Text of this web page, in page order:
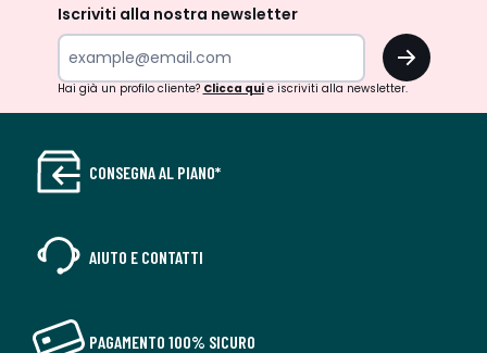
Iscriviti alla nostra newsletter
OK
Hai già un profilo cliente? Clicca quie iscriviti alla newsletter.
CONSEGNA AL PIANO*
AIUTO E CONTATTI
PAGAMENTO 100% SICURO